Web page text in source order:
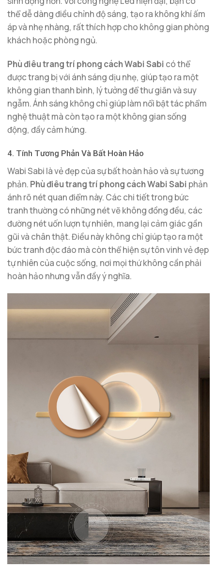
thể dễ dàng điều chỉnh độ sáng, tạo ra không khí ấm
áp và nhẹ nhàng, rất thích hợp cho không gian phòng
khách hoặc phòng ngủ.
Phù điêu trang trí phong cách Wabi Sabi có thể
được trang bị với ánh sáng dịu nhẹ, giúp tạo ra một
không gian thanh bình, lý tưởng để thư giãn và suy
ngẫm. Ánh sáng không chỉ giúp làm nổi bật tác phẩm
nghệ thuật mà còn tạo ra một không gian sống
động, đầy cảm hứng.
4. Tính Tương Phản Và Bất Hoàn Hảo
Wabi Sabi là vẻ đẹp của sự bất hoàn hảo và sự tương
phản. Phù điêu trang trí phong cách Wabi Sabi phản
ánh rõ nét quan điểm này. Các chi tiết trong bức
tranh thường có những nét vẽ không đồng đều, các
đường nét uốn lượn tự nhiên, mang lại cảm giác gần
gũi và chân thật. Điều này không chỉ giúp tạo ra một
bức tranh độc đáo mà còn thể hiện sự tôn vinh vẻ đẹp
tự nhiên của cuộc sống, nơi mọi thứ không cần phải
hoàn hảo nhưng vẫn đầy ý nghĩa.